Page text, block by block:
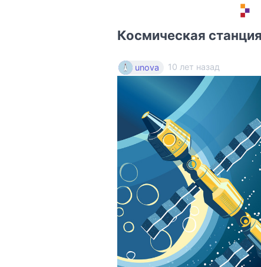
Космическая станция
unova 10 лет назад